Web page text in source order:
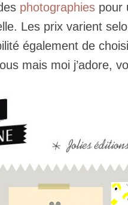
photographies pour
Les prix varient
également de
mais moi j’adore,